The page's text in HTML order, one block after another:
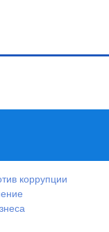
коррупции